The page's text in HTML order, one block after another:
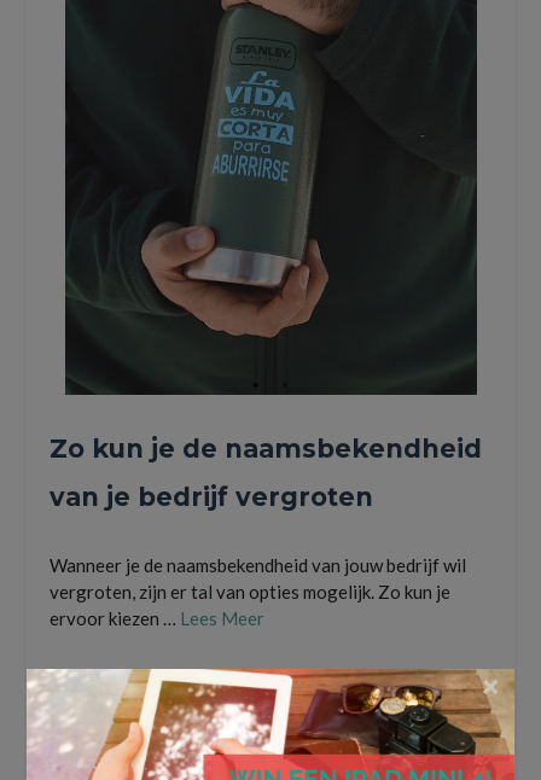
Zo kun je de naamsbekendheid
van je bedrijf vergroten
Wanneer je de naamsbekendheid van jouw bedrijf wil
vergroten, zijn er tal van opties mogelijk. Zo kun je
ervoor kiezen … Lees Meer
bedrijfslogo ,Coffee-to-go-beker bedrukken groeipapier laten bedrukken,
investeren
jouw bedrijf in the picture zetten,logo lasergraveren,naamsbekendheid
van je bedrijf vergroten,naamsbekendheid van jouw bedrijf
roestvrijstalen
thermosflessen , waterflesjes laten bedrukken,welkomstcadeau nieuwe klanten
×